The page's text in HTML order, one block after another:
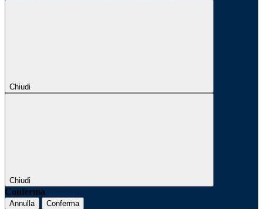
Chiudi
Chiudi
Conferma
Annulla Conferma